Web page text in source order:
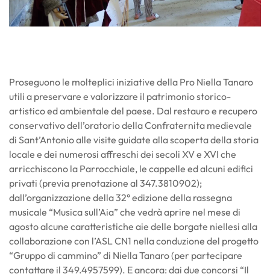
Proseguono le molteplici iniziative della Pro Niella Tanaro
utili a preservare e valorizzare il patrimonio storico-
artistico ed ambientale del paese. Dal restauro e recupero
conservativo dell’oratorio della Confraternita medievale
di Sant’Antonio alle visite guidate alla scoperta della storia
locale e dei numerosi affreschi dei secoli XV e XVI che
arricchiscono la Parrocchiale, le cappelle ed alcuni edifici
privati (previa prenotazione al 347.3810902);
dall’organizzazione della 32° edizione della rassegna
musicale “Musica sull’Aia” che vedrà aprire nel mese di
agosto alcune caratteristiche aie delle borgate niellesi alla
collaborazione con l’ASL CN1 nella conduzione del progetto
“Gruppo di cammino” di Niella Tanaro (per partecipare
contattare il 349.4957599). E ancora: dai due concorsi “Il